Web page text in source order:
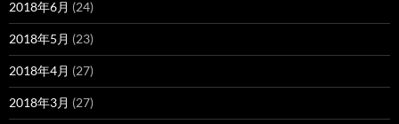
2018年6月 (24)
2018年5月 (23)
2018年4月 (27)
2018年3月 (27)